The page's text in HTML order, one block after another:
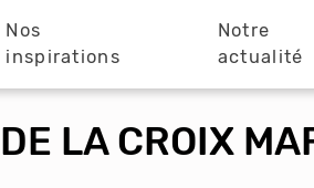
Nos
inspirations
Notre
actualité
LA CROIX